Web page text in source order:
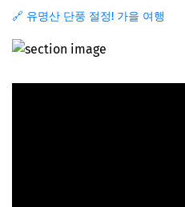
🔗 유명산 단풍 절정! 가을 여행